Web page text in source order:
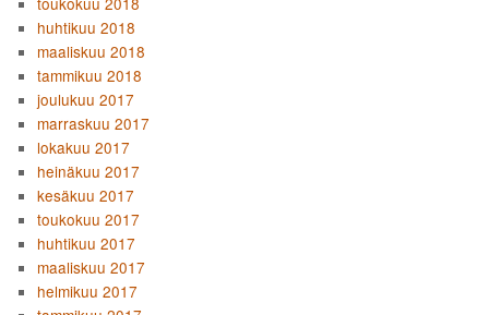
huhtikuu 2018
maaliskuu 2018
tammikuu 2018
joulukuu 2017
marraskuu 2017
lokakuu 2017
heinäkuu 2017
kesäkuu 2017
toukokuu 2017
huhtikuu 2017
maaliskuu 2017
helmikuu 2017